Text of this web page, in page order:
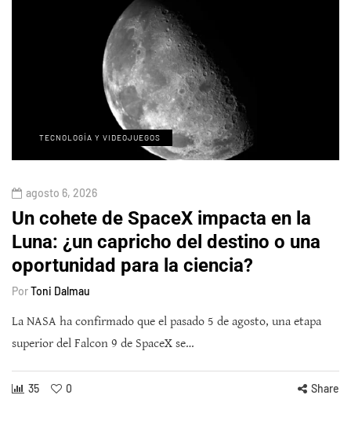
TECNOLOGÍA Y VIDEOJUEGOS
agosto 6, 2026
Un cohete de SpaceX impacta en la
Luna: ¿un capricho del destino o una
oportunidad para la ciencia?
PorToni Dalmau
La NASA ha confirmado que el pasado 5 de agosto, una etapa
superior del Falcon 9 de SpaceX se…
35 0 Share